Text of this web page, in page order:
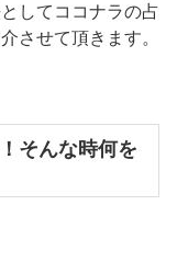
してココナラの占
させて頂きます。
そんな時何を